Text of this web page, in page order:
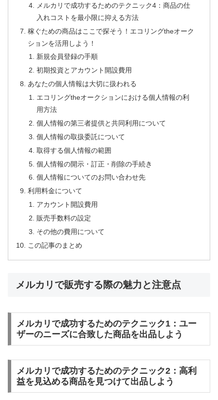
メルカリで成功するためのテクニック4：商品の仕
入れコストを最小限に抑える方法
稼ぐための商品はここで探そう！エコリングtheオーク
ションを活用しよう！
新規会員登録の手順
初期投資とアカウント開設費用
あなたの個人情報は大切に扱われる
エコリングtheオークションにおける個人情報の利
用方法
個人情報の第三者提供と共同利用について
個人情報の取扱委託について
取得する個人情報の範囲
個人情報の開示・訂正・削除の手続き
個人情報についてのお問い合わせ先
利用料金について
アカウント開設費用
販売手数料の設定
その他の費用について
この記事のまとめ
メルカリで販売する際の魅力と注意点
メルカリで成功するためのテクニック1：ユー
ザーのニーズに合致した商品を出品しよう
メルカリで成功するためのテクニック2：高利
益を見込める商品を見つけて出品しよう